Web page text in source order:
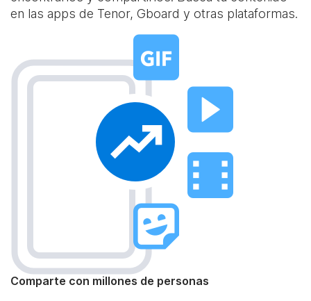
en las apps de Tenor, Gboard y otras plataformas.
Comparte con millones de personas